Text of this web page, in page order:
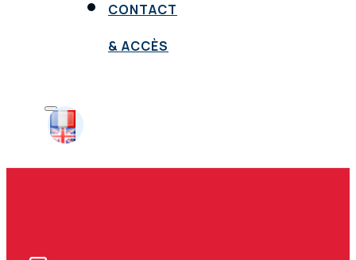
CONTACT
& ACCÈS